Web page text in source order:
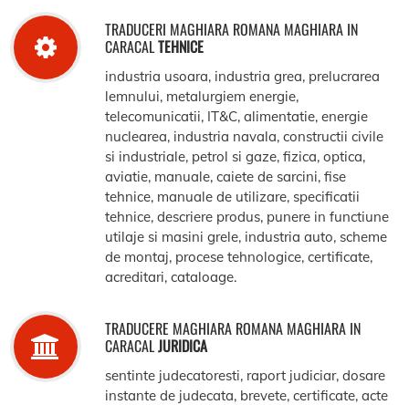
TRADUCERI MAGHIARA ROMANA MAGHIARA IN
CARACALTEHNICE
industria usoara, industria grea, prelucrarea
lemnului, metalurgiem energie,
telecomunicatii, IT&C, alimentatie, energie
nuclearea, industria navala, constructii civile
si industriale, petrol si gaze, fizica, optica,
aviatie, manuale, caiete de sarcini, fise
tehnice, manuale de utilizare, specificatii
tehnice, descriere produs, punere in functiune
utilaje si masini grele, industria auto, scheme
de montaj, procese tehnologice, certificate,
acreditari, cataloage.
TRADUCERE MAGHIARA ROMANA MAGHIARA IN
CARACALJURIDICA
sentinte judecatoresti, raport judiciar, dosare
instante de judecata, brevete, certificate, acte